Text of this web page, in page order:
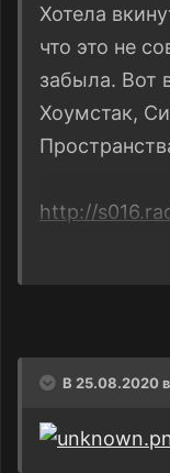
Хотела
что это не
забыла. Вот
Хоумстак,
http://
В 25.08.2020